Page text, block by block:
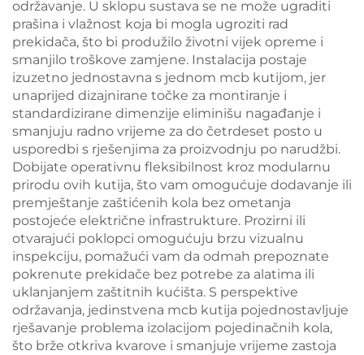
održavanje. U sklopu sustava se ne može ugraditi
prašina i vlažnost koja bi mogla ugroziti rad
prekidača, što bi produžilo životni vijek opreme i
smanjilo troškove zamjene. Instalacija postaje
izuzetno jednostavna s jednom mcb kutijom, jer
unaprijed dizajnirane točke za montiranje i
standardizirane dimenzije eliminišu nagađanje i
smanjuju radno vrijeme za do četrdeset posto u
usporedbi s rješenjima za proizvodnju po narudžbi.
Dobijate operativnu fleksibilnost kroz modularnu
prirodu ovih kutija, što vam omogućuje dodavanje ili
premještanje zaštićenih kola bez ometanja
postojeće električne infrastrukture. Prozirni ili
otvarajući poklopci omogućuju brzu vizualnu
inspekciju, pomažući vam da odmah prepoznate
pokrenute prekidače bez potrebe za alatima ili
uklanjanjem zaštitnih kućišta. S perspektive
održavanja, jedinstvena mcb kutija pojednostavljuje
rješavanje problema izolacijom pojedinačnih kola,
što brže otkriva kvarove i smanjuje vrijeme zastoja